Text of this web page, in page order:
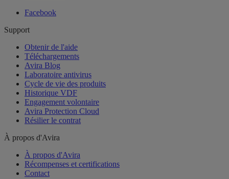
Facebook
Support
Obtenir de l'aide
Téléchargements
Avira Blog
Laboratoire antivirus
Cycle de vie des produits
Historique VDF
Engagement volontaire
Avira Protection Cloud
Résilier le contrat
À propos d'Avira
À propos d'Avira
Récompenses et certifications
Contact